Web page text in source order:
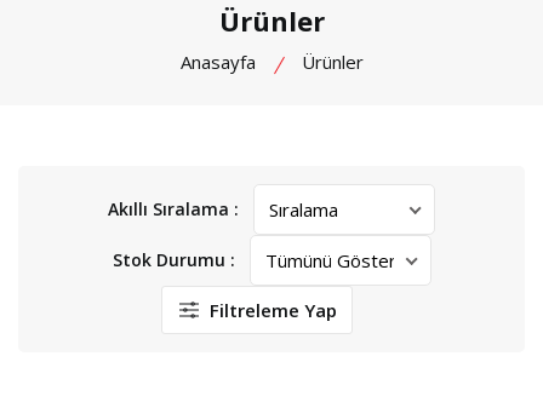
Ürünler
Anasayfa Ürünler
Akıllı Sıralama :
Stok Durumu :
Filtreleme Yap